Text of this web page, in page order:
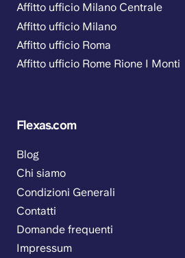
Affitto ufficio Milano Centrale
Affitto ufficio Milano
Affitto ufficio Roma
Affitto ufficio Rome Rione I Monti
Flexas.com
Blog
Chi siamo
Condizioni Generali
Contatti
Domande frequenti
Impressum